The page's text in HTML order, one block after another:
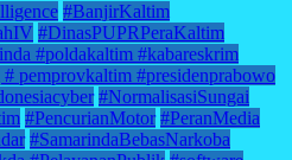
#BanjirKaltim
#DinasPUPRPeraKaltim
#poldakaltim #kabareskrim
pemprovkaltim #presidenprabowo
#NormalisasiSungai
#PencurianMotor #PeranMedia
#SamarindaBebasNarkoba